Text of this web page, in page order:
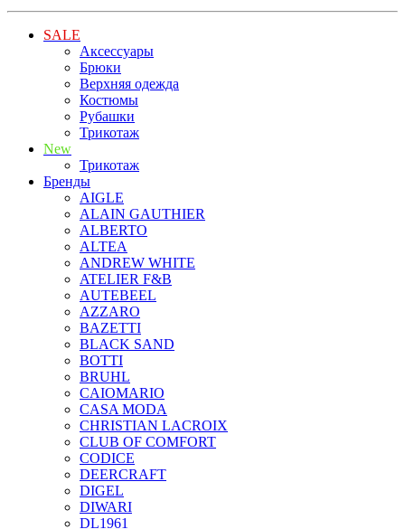
SALE
Аксессуары
Брюки
Верхняя одежда
Костюмы
Рубашки
Трикотаж
New
Трикотаж
Бренды
AIGLE
ALAIN GAUTHIER
ALBERTO
ALTEA
ANDREW WHITE
ATELIER F&B
AUTEBEEL
AZZARO
BAZETTI
BLACK SAND
BOTTI
BRUHL
CAIOMARIO
CASA MODA
CHRISTIAN LACROIX
CLUB OF COMFORT
CODICE
DEERCRAFT
DIGEL
DIWARI
DL1961